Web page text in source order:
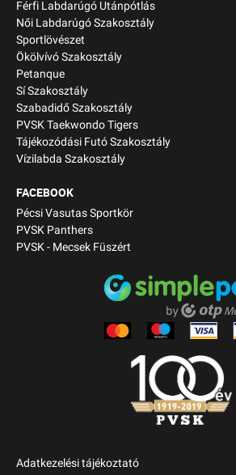
Férfi Labdarúgó Utánpótlás
Női Labdarúgó Szakosztály
Sportlövészet
Ökölvívó Szakosztály
Petanque
Sí Szakosztály
Szabadidő Szakosztály
PVSK Taekwondo Tigers
Tájékozódási Futó Szakosztály
Vízilabda Szakosztály
FACEBOOK
Pécsi Vasutas Sportkör
PVSK Panthers
PVSK - Mecsek Füszért
Adatkezelési tájékoztató